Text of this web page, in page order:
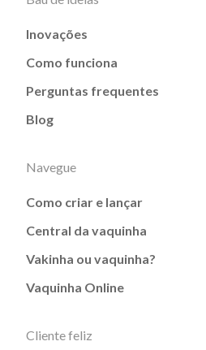
Inovações
Como funciona
Perguntas frequentes
Blog
Navegue
Como criar e lançar
Central da vaquinha
Vakinha ou vaquinha?
Vaquinha Online
Cliente feliz